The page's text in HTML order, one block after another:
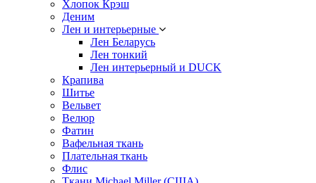
Хлопок Крэш
Деним
Лен и интерьерные
Лен Беларусь
Лен тонкий
Лен интерьерный и DUCK
Крапива
Шитье
Вельвет
Велюр
Фатин
Вафельная ткань
Плательная ткань
Флис